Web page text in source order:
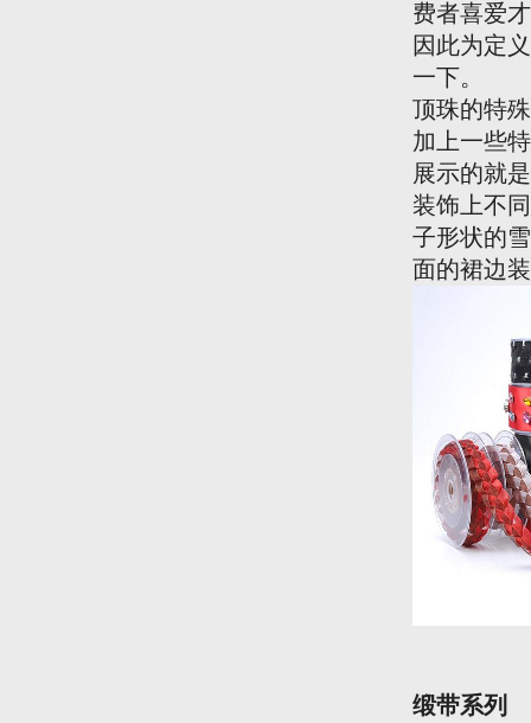
费者喜爱
因此为定
一下。
顶珠的特
加上一些
展示的就
装饰上不
子形状的
面的裙边
缎带系列